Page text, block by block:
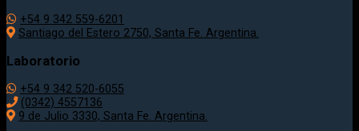
+54 9 342 559-6201
Santiago del Estero 2750, Santa Fe. Argentina.
Laboratorio
+54 9 342 520-6055
(0342) 4557136
9 de Julio 3330, Santa Fe. Argentina.